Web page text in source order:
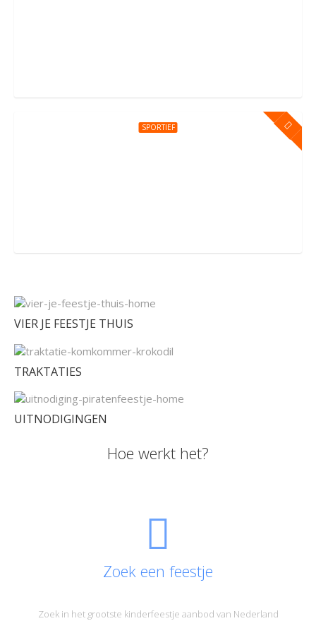
SPORTIEF
VIER JE FEESTJE THUIS
TRAKTATIES
UITNODIGINGEN
Hoe werkt het?
Zoek een feestje
Zoek in het grootste kinderfeestje aanbod van Nederland